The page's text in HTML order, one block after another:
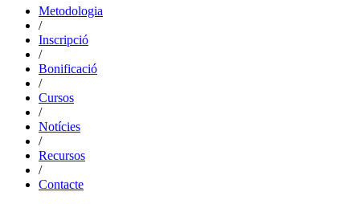
Metodologia
/
Inscripció
/
Bonificació
/
Cursos
/
Notícies
/
Recursos
/
Contacte